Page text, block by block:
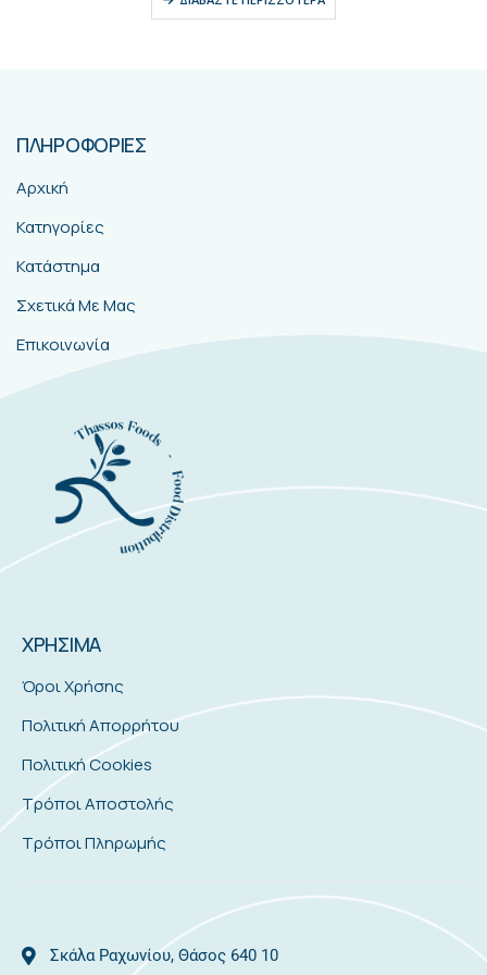
ΠΛΗΡΟΦΟΡΙΕΣ
Αρχική
Κατηγορίες
Κατάστημα
Σχετικά Με Μας
Επικοινωνία
ΧΡΗΣΙΜΑ
Όροι Χρήσης
Πολιτική Απορρήτου
Πολιτική Cookies
Τρόποι Αποστολής
Τρόποι Πληρωμής
Σκάλα Ραχωνίου, Θάσος 640 10